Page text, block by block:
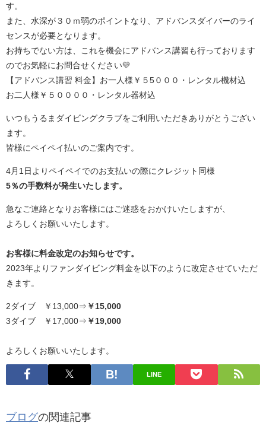
す。
また、水深が３０ｍ弱のポイントなり、アドバンスダイバーのライ
センスが必要となります。
お持ちでない方は、これを機会にアドバンス講習も行っております
のでお気軽にお問合せください💛
【アドバンス講習 料金】お一人様￥５5０００・レンタル機材込
お二人様￥５００００・レンタル器材込
いつもうるまダイビングクラブをご利用いただきありがとうござい
ます。
皆様にペイペイ払いのご案内です。
4月1日よりペイペイでのお支払いの際にクレジット同様
5％の手数料が発生いたします。
急なご連絡となりお客様にはご迷惑をおかけいたしますが、
よろしくお願いいたします。
お客様に料金改定のお知らせです。
2023年よりファンダイビング料金を以下のように改定させていただ
きます。
2ダイブ ￥13,000⇒ ￥15,000
3ダイブ ￥17,000⇒ ￥19,000
よろしくお願いいたします。
LINE
ブログの関連記事